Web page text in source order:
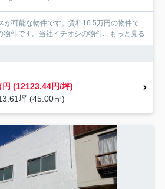
が可能な物件です。賃料16.5万円の物件で
物件です。当社イチオシの物件... もっと見る
円 (12123.44円/坪)
坪 (45.00㎡)